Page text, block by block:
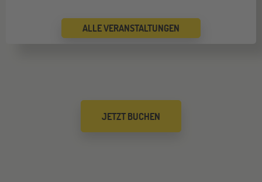
Bremen
Düsseldorf
Jugendbildungsmesse JuBi
ALLE VERANSTALTUNGEN
JETZT BUCHEN